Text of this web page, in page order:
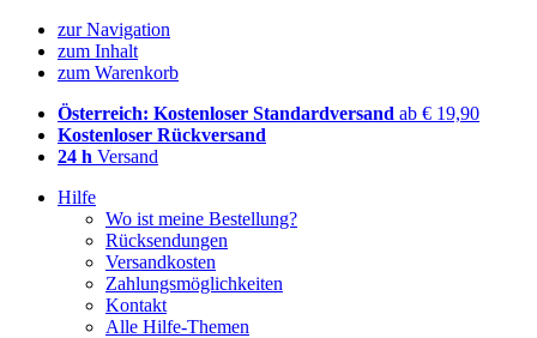
zur Navigation
zum Inhalt
zum Warenkorb
Österreich: Kostenloser Standardversand ab € 19,90
Kostenloser Rückversand
24 h Versand
Hilfe
Wo ist meine Bestellung?
Rücksendungen
Versandkosten
Zahlungsmöglichkeiten
Kontakt
Alle Hilfe-Themen